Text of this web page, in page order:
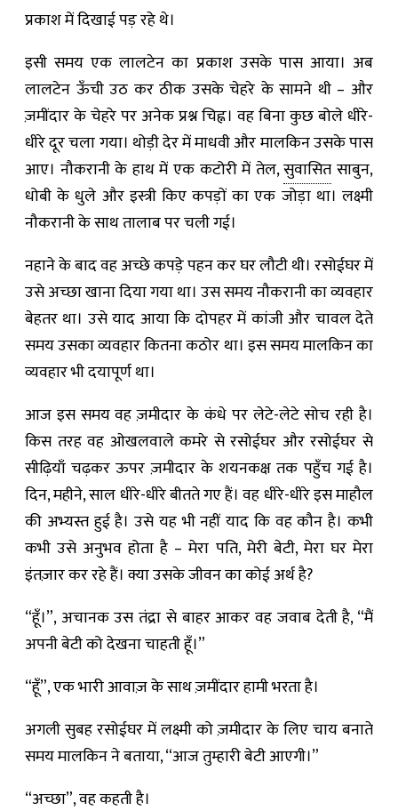
प्रकाश में दिखाई पड़ रहे थे।
इसी समय एक लालटेन का प्रकाश उसके पास आया। अब
लालटेन ऊँची उठ कर ठीक उसके चेहरे के सामने थी – और
ज़मींदार के चेहरे पर अनेक प्रश्न चिह्न। वह बिना कुछ बोले धीरे-
धीरे दूर चला गया। थोड़ी देर में माधवी और मालकिन उसके पास
आए। नौकरानी के हाथ में एक कटोरी में तेल,सुवासित साबुन,
धोबी के धुले और इस्त्री किए कपड़ों का एक जोड़ा था। लक्ष्मी
नौकरानी के साथ तालाब पर चली गई।
नहाने के बाद वह अच्छे कपड़े पहन कर घर लौटी थी। रसोईघर में
उसे अच्छा खाना दिया गया था। उस समय नौकरानी का व्यवहार
बेहतर था। उसे याद आया कि दोपहर में कांजी और चावल देते
समय उसका व्यवहार कितना कठोर था। इस समय मालकिन का
व्यवहार भी दयापूर्ण था।
आज इस समय वह ज़मीदार के कंधे पर लेटे-लेटे सोच रही है।
किस तरह वह ओखलवाले कमरे से रसोईघर और रसोईघर से
सीढ़ियाँ चढ़कर ऊपर ज़मीदार के शयनकक्ष तक पहुँच गई है।
दिन, महीने, साल धीरे-धीरे बीतते गए हैं। वह धीरे-धीरे इस माहौल
की अभ्यस्त हुई है। उसे यह भी नहीं याद कि वह कौन है। कभी
कभी उसे अनुभव होता है – मेरा पति, मेरी बेटी, मेरा घर मेरा
इंतज़ार कर रहे हैं। क्या उसके जीवन का कोई अर्थ है?
“हूँ।”, अचानक उस तंद्रा से बाहर आकर वह जवाब देती है, “मैं
अपनी बेटी को देखना चाहती हूँ।”
“हूँ”, एक भारी आवाज़ के साथ ज़मींदार हामी भरता है।
अगली सुबह रसोईघर में लक्ष्मी को ज़मीदार के लिए चाय बनाते
समय मालकिन ने बताया, “आज तुम्हारी बेटी आएगी।”
“अच्छा”, वह कहती है।